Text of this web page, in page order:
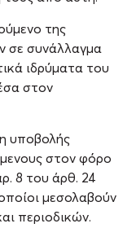
της
σε συνάλλαγμα
ιδρύματα του
στον
υποβολής
στον φόρο
8 του άρθ. 24
μεσολαβούν
περιοδικών.